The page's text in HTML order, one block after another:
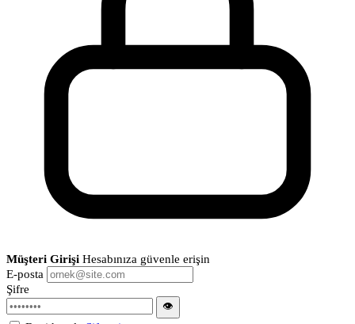
Müşteri Girişi Hesabınıza güvenle erişin
E-posta
Şifre
👁